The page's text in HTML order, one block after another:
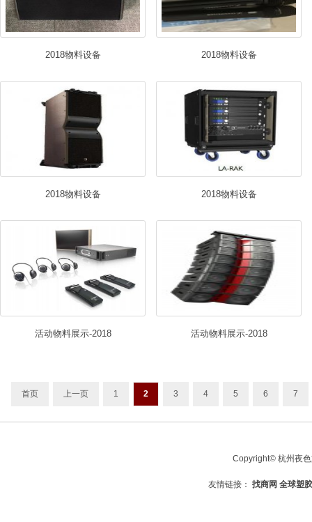
2018物料设备 2018物料设备
2018物料设备 2018物料设备
活动物料展示-2018 活动物料展示-2018
首页 上一页 1 2 3 4 5 6 7
Copyright© 杭州夜
友情链接： 找商网 全球塑